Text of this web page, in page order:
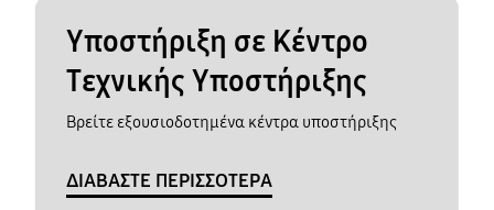
Υποστήριξη σε Κέντρο
Τεχνικής Υποστήριξης
Βρείτε εξουσιοδοτημένα κέντρα υποστήριξης
ΔΙΑΒΑΣΤΕ ΠΕΡΙΣΣΟΤΕΡΑ